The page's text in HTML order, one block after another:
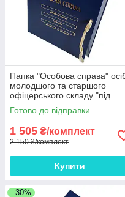
Папка "Особова справа"
молодшого та старшого
офіцерського складу "під
золото" на зав'язках, без
клапанів, ЦОДНТІ 10мм*10
шт.
Готово до відправки
1 505 ₴/комплект
2 150 ₴/комплект
Купити
–30%